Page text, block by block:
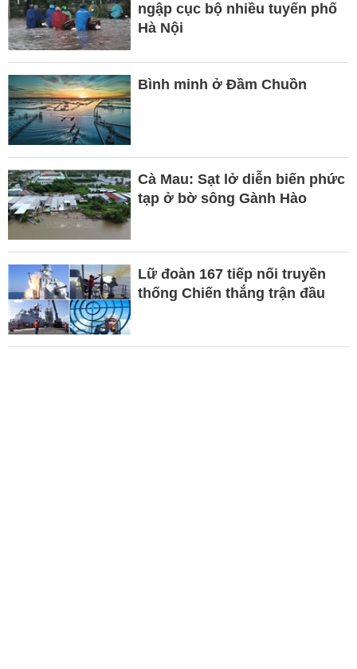
ngập cục bộ nhiều tuyến phố
Hà Nội
Bình minh ở Đầm Chuồn
Cà Mau: Sạt lở diễn biến phức
tạp ở bờ sông Gành Hào
Lữ đoàn 167 tiếp nối truyền
thống Chiến thắng trận đầu